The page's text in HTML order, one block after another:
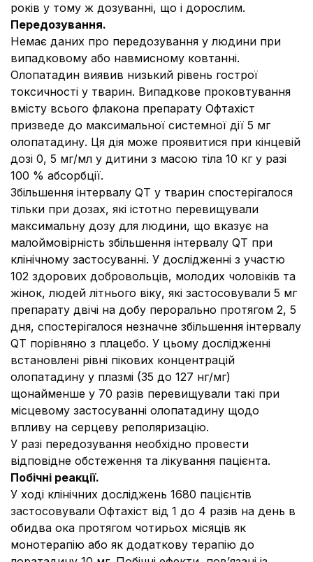
років у тому ж дозуванні, що і дорослим.
Передозування.
Немає даних про передозування у людини при
випадковому або навмисному ковтанні.
Олопатадин виявив низький рівень гострої
токсичності у тварин. Випадкове проковтування
вмісту всього флакона препарату Офтахіст
призведе до максимальної системної дії 5 мг
олопатадину. Ця дія може проявитися при кінцевій
дозі 0, 5 мг/мл у дитини з масою тіла 10 кг у разі
100 % абсорбції.
Збільшення інтервалу QT у тварин спостерігалося
тільки при дозах, які істотно перевищували
максимальну дозу для людини, що вказує на
малоймовірність збільшення інтервалу QT при
клінічному застосуванні. У дослідженні з участю
102 здорових добровольців, молодих чоловіків та
жінок, людей літнього віку, які застосовували 5 мг
препарату двічі на добу перорально протягом 2, 5
дня, спостерігалося незначне збільшення інтервалу
QT порівняно з плацебо. У цьому дослідженні
встановлені рівні пікових концентрацій
олопатадину у плазмі (35 до 127 нг/мг)
щонайменше у 70 разів перевищували такі при
місцевому застосуванні олопатадину щодо
впливу на серцеву реполяризацію.
У разі передозування необхідно провести
відповідне обстеження та лікування пацієнта.
Побічні реакції.
У ході клінічних досліджень 1680 пацієнтів
застосовували Офтахіст від 1 до 4 разів на день в
обидва ока протягом чотирьох місяців як
монотерапію або як додаткову терапію до